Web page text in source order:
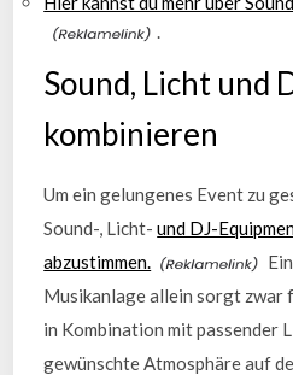
Sound, Licht und
kombinieren
Um ein gelungenes Event zu
Sound-, Licht-und DJ-
abzustimmen.
Musikanlage allein sorgt zwar
in Kombination mit passender
gewünschte Atmosphäre auf